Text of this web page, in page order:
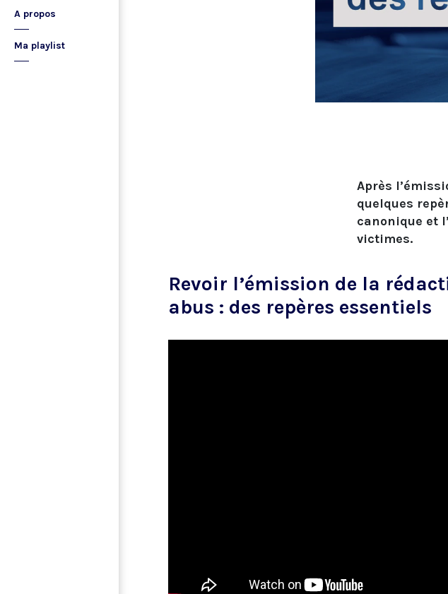
A propos
Ma playlist
Après
quelques
canonique et
victimes.
Revoir l’émission de la
abus : des repères essentiels